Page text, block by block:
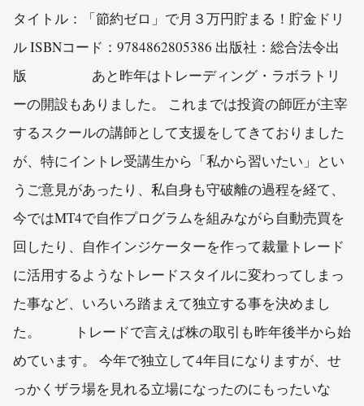
タイトル：「節約ゼロ」で月３万円貯まる！貯金ドリ
ル ISBNコード：9784862805386 出版社：総合法令出
版 あと昨年はトレーディング・ラボラトリ
ーの開設もありました。 これまでは投資の師匠が主宰
するスクールの講師として支援をしてきておりました
が、特にイントレ受講生から「私から習いたい」とい
うご意見があったり、私自身も守破離の過程を経て、
今ではMT4で自作プログラムを組みながら自動売買を
回したり、自作インジケーターを作って裁量トレード
に活用するようなトレードスタイルに変わってしまっ
た事など、いろいろ踏まえて独立する事を決めまし
た。 トレードで言えば株の取引も昨年後半から始
めています。 今年で独立して4年目になりますが、せ
っかくザラ場を見れる立場になったのにもったいな